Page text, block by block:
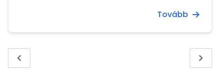
Tovább
« Previous Next